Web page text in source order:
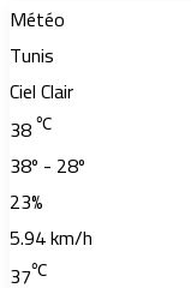
Météo
Tunis
Ciel Clair
38℃
38º - 28º
23%
5.94 km/h
37℃